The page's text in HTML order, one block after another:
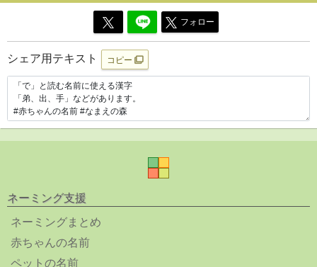
フォロー
シェア用テキスト コピー
ネーミング支援
ネーミングまとめ
赤ちゃんの名前
ペットの名前